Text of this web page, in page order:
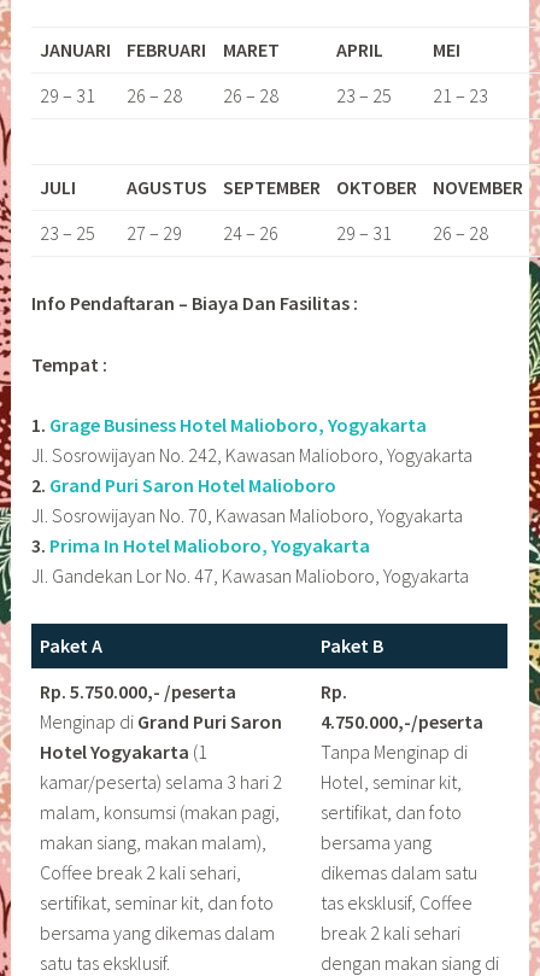
JANUARI FEBRUARI MARET APRIL MEI
29 – 31
26 – 28 26 – 28 23 – 25 21 – 23
JULI AGUSTUS SEPTEMBER OKTOBER NOVEMBER
23 – 25
27 – 29 24 – 26 29 – 31 26 – 28
Info Pendaftaran – Biaya Dan Fasilitas :
Tempat :
1. Grage Business Hotel Malioboro, Yogyakarta
Jl. Sosrowijayan No. 242, Kawasan Malioboro, Yogyakarta
2. Grand Puri Saron Hotel Malioboro
Jl. Sosrowijayan No. 70, Kawasan Malioboro, Yogyakarta
3. Prima In Hotel Malioboro, Yogyakarta
Jl. Gandekan Lor No. 47, Kawasan Malioboro, Yogyakarta
Paket A
Paket B
Rp. 5.750.000,- /peserta
Menginap di Grand Puri Saron
Hotel Yogyakarta (1
kamar/peserta) selama 3 hari 2
malam, konsumsi (makan pagi,
makan siang, makan malam),
Coffee break 2 kali sehari,
sertifikat, seminar kit, dan foto
bersama yang dikemas dalam
satu tas eksklusif.
Rp.
4.750.000,-/peserta
Tanpa Menginap di
Hotel, seminar kit,
sertifikat, dan foto
bersama yang
dikemas dalam satu
tas eksklusif, Coffee
break 2 kali sehari
dengan makan siang di